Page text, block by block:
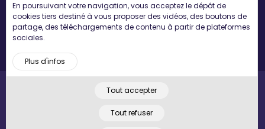
Suivez-nous
Mentions légales
En poursuivant votre navigation, vous acceptez le dépôt de
cookies tiers destiné à vous proposer des vidéos, des boutons de
partage, des téléchargements de contenu à partir de plateformes
sociales.
Plus d'infos
Tout accepter
Tout refuser